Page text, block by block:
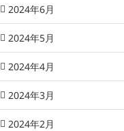
2024年6月
2024年5月
2024年4月
2024年3月
2024年2月